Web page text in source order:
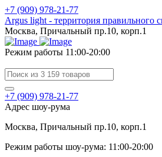
+7 (909) 978-21-77
Argus light - территория правильного
Москва, Причальный пр.10, корп.1
Режим работы 11:00-20:00
+7 (909) 978-21-77
Адрес шоу-рума
Москва, Причальный пр.10, корп.1
Режим работы шоу-рума: 11:00-20:00